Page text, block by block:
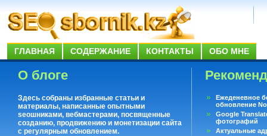
ГЛАВНАЯ СОДЕРЖАНИЕ КОНТАКТЫ ОБО МНЕ
О блоге
Здесь собраны избранные статьи и
материалы, написанные опытными
seoшниками, вебмастерами, посвященные
созданию, продвижению и монетизации сайта
с регулярным обновлением.
Ежеденевное
обновление
Google
фотографий
Актуальные